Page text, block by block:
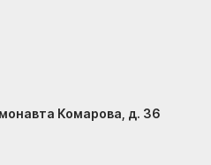
Комарова, д. 36